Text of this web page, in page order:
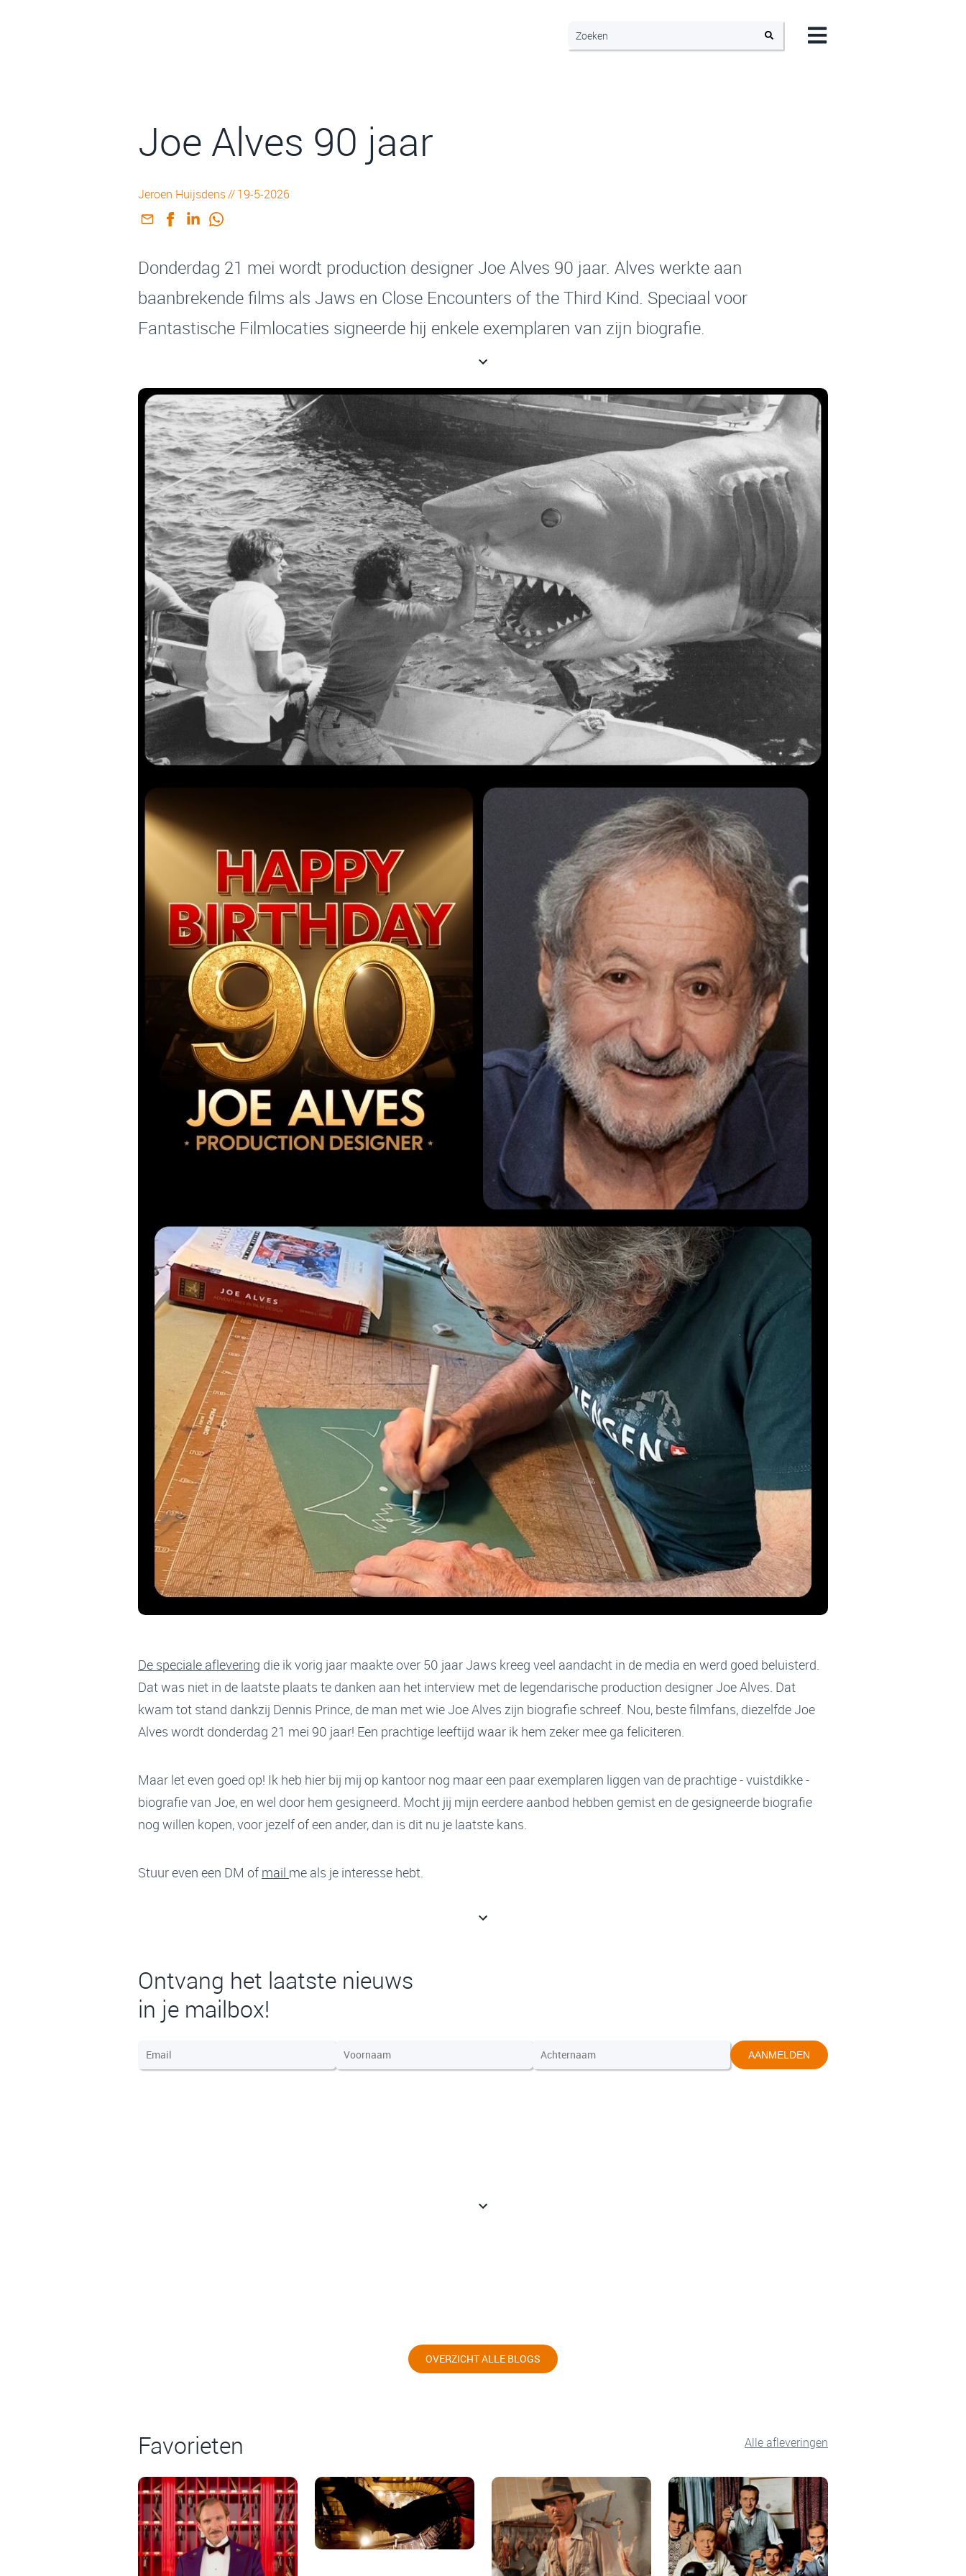
Joe Alves 90 jaar
Jeroen Huijsdens//19-5-2026
Donderdag 21 mei wordt production designer Joe Alves 90 jaar. Alves werkte aan
baanbrekende films als Jaws en Close Encounters of the Third Kind. Speciaal voor
Fantastische Filmlocaties signeerde hij enkele exemplaren van zijn biografie.
De speciale aflevering die ik vorig jaar maakte over 50 jaar Jaws kreeg veel aandacht in de media en werd goed beluisterd.
Dat was niet in de laatste plaats te danken aan het interview met de legendarische production designer Joe Alves. Dat
kwam tot stand dankzij Dennis Prince, de man met wie Joe Alves zijn biografie schreef. Nou, beste filmfans, diezelfde Joe
Alves wordt donderdag 21 mei 90 jaar! Een prachtige leeftijd waar ik hem zeker mee ga feliciteren.
Maar let even goed op! Ik heb hier bij mij op kantoor nog maar een paar exemplaren liggen van de prachtige - vuistdikke -
biografie van Joe, en wel door hem gesigneerd. Mocht jij mijn eerdere aanbod hebben gemist en de gesigneerde biografie
nog willen kopen, voor jezelf of een ander, dan is dit nu je laatste kans.
Stuur even een DM of mail me als je interesse hebt.
Ontvang het laatste nieuws
in je mailbox!
AANMELDEN
OVERZICHT ALLE BLOGS
Favorieten Alle afleveringen